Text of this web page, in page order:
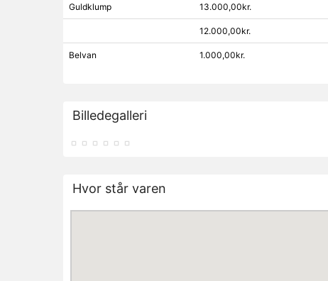
Guldklump 13.000,00kr.
12.000,00kr.
Belvan 1.000,00kr.
Billedegalleri
Hvor står varen